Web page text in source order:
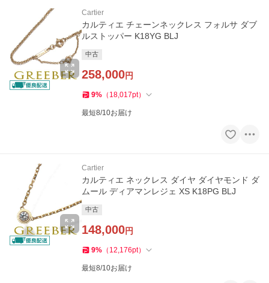
Cartier
カルティエ チェーンネックレス フォルサ ダブ
ルストッパー K18YG BLJ
中古
258,000円
9% （ 18,017pt）
最短8/10お届け
Cartier
カルティエ ネックレス ダイヤ ダイヤモンド ダ
ムール ディアマンレジェ XS K18PG BLJ
中古
148,000円
9% （ 12,176pt）
最短8/10お届け